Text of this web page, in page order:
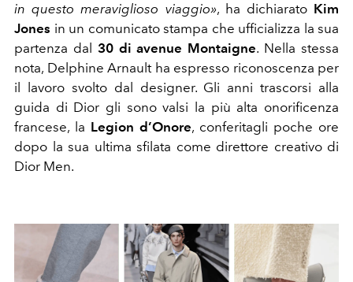
in questo meraviglioso viaggio», ha dichiarato Kim
Jones in un comunicato stampa che ufficializza la sua
partenza dal 30 di avenue Montaigne. Nella stessa
nota, Delphine Arnault ha espresso riconoscenza per
il lavoro svolto dal designer. Gli anni trascorsi alla
guida di Dior gli sono valsi la più alta onorificenza
francese, la Legion d’Onore, conferitagli poche ore
dopo la sua ultima sfilata come direttore creativo di
Dior Men.